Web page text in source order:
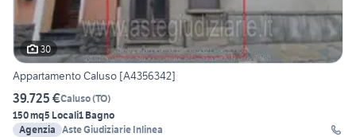
30
Appartamento Caluso [A4356342]
39.725 €Caluso(TO)
150 mq5 Locali1 Bagno
Agenzia Aste Giudiziarie Inlinea